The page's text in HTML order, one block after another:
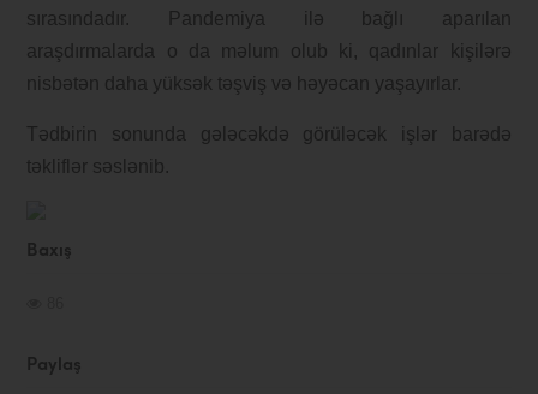
Baxış
Paylaş
sırasındadır. Pandemiya ilə bağlı aparılan
araşdırmalarda o da məlum olub ki, qadınlar kişilərə
nisbətən daha yüksək təşviş və həyəcan yaşayırlar.
Tədbirin sonunda gələcəkdə görüləcək işlər barədə
təkliflər səslənib.